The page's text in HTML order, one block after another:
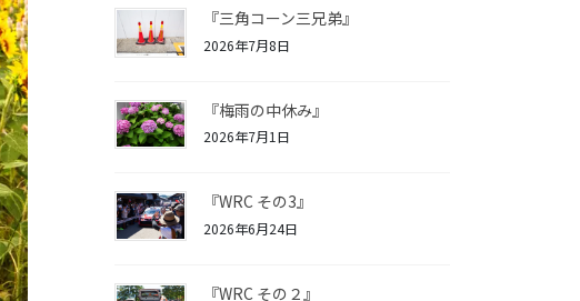
『三角コーン三兄弟』
2026年7月8日
『梅雨の中休み』
2026年7月1日
『WRC その3』
2026年6月24日
『WRC その２』